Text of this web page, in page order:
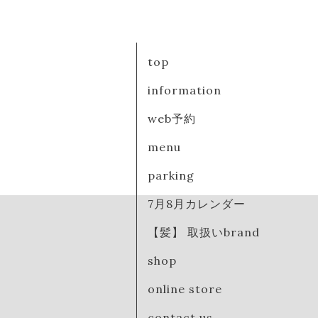
top
information
web予約
menu
parking
7月8月カレンダー
【髪】 取扱いbrand
shop
online store